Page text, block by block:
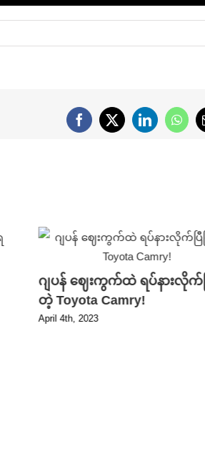
Facebook
X LinkedIn
ဂျပန် ဈေးကွက်ထဲ ရပ်နားလိုက်ပ
တဲ့ Toyota Camry!
April 4th, 2023